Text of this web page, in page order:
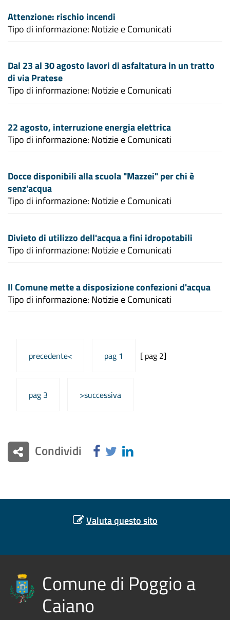
Attenzione: rischio incendi
Tipo di informazione: Notizie e Comunicati
Dal 23 al 30 agosto lavori di asfaltatura in un tratto
di via Pratese
Tipo di informazione: Notizie e Comunicati
22 agosto, interruzione energia elettrica
Tipo di informazione: Notizie e Comunicati
Docce disponibili alla scuola "Mazzei" per chi è
senz'acqua
Tipo di informazione: Notizie e Comunicati
Divieto di utilizzo dell'acqua a fini idropotabili
Tipo di informazione: Notizie e Comunicati
Il Comune mette a disposizione confezioni d'acqua
Tipo di informazione: Notizie e Comunicati
precedente< pag 1 [ pag 2]
pag 3 >successiva
Condividi
Valuta questo sito
Comune di Poggio a
Caiano